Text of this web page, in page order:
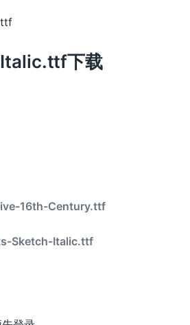
下载
16th-Century.ttf
Sketch-Italic.ttf